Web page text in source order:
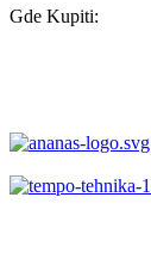
Gde Kupiti: